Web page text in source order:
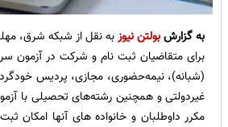
به گزارشبولتن نیوزبه نقل از شبکه شرق، مهلت
(شبانه)، نیمه‌حضوری، مجازی، پردیس
غیردولتی‌ و همچنین رشته‌های تحصیلی با